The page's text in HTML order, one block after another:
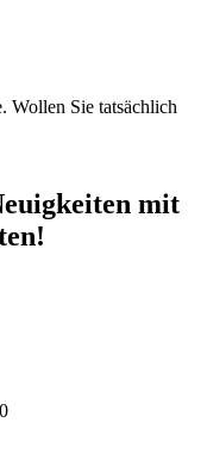
Wollen Sie tatsächlich
mit